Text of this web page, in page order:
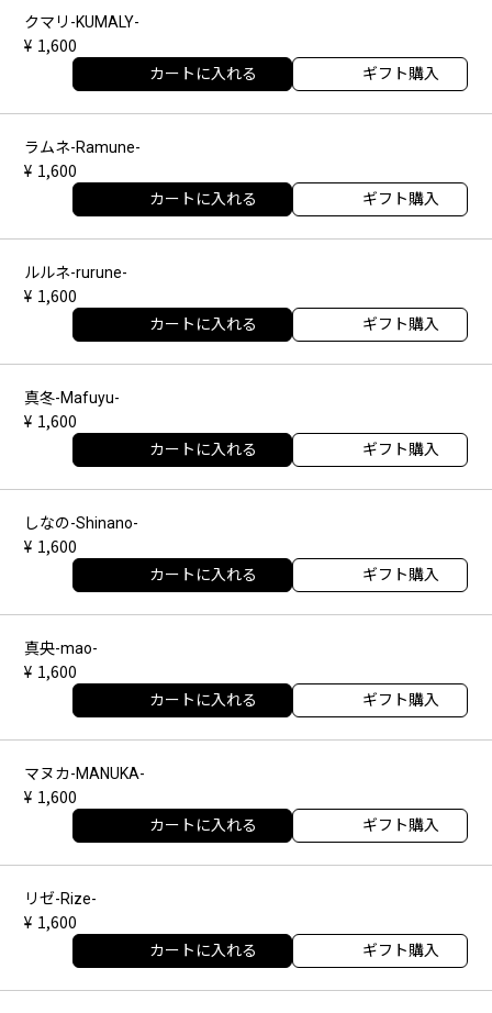
クマリ-KUMALY-
1,600
カートに入れる ギフト購入
ラムネ-Ramune-
1,600
カートに入れる ギフト購入
ルルネ-rurune-
1,600
カートに入れる ギフト購入
真冬-Mafuyu-
1,600
カートに入れる ギフト購入
しなの-Shinano-
1,600
カートに入れる ギフト購入
真央-mao-
1,600
カートに入れる ギフト購入
マヌカ-MANUKA-
1,600
カートに入れる ギフト購入
リゼ-Rize-
1,600
カートに入れる ギフト購入